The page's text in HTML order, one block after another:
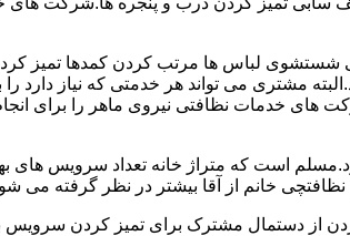
لباس ها مرتب کردن کمدها تمیز
مشتری می تواند هر خدمتی که نیاز
های خدمات نظافتی نیروی ماهر را برای
است که متراژ خانه تعداد سرویس های
خانم از آقا بیشتر در نظر گرفته می
از دستمال مشترک برای تمیز کردن